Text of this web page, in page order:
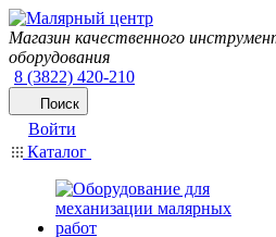
Магазин качественного
оборудования
8 (3822) 420-210
Поиск
Войти
Каталог